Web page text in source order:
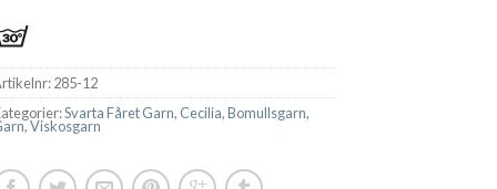
285-12
Svarta Fåret Garn, Cecilia,Bomullsgarn,
,Viskosgarn